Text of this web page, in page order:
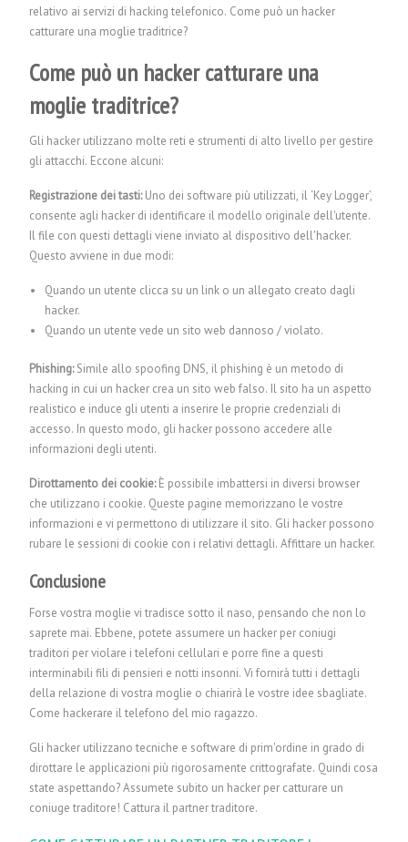
relativo ai servizi di hacking telefonico. Come può un hacker
catturare una moglie traditrice?
Come può un hacker catturare una
moglie traditrice?
Gli hacker utilizzano molte reti e strumenti di alto livello per gestire
gli attacchi. Eccone alcuni:
Registrazione dei tasti:Uno dei software più utilizzati, il ‘Key Logger’,
consente agli hacker di identificare il modello originale dell'utente.
Il file con questi dettagli viene inviato al dispositivo dell'hacker.
Questo avviene in due modi:
Quando un utente clicca su un link o un allegato creato dagli
hacker.
Quando un utente vede un sito web dannoso / violato.
Phishing:Simile allo spoofing DNS, il phishing è un metodo di
hacking in cui un hacker crea un sito web falso. Il sito ha un aspetto
realistico e induce gli utenti a inserire le proprie credenziali di
accesso. In questo modo, gli hacker possono accedere alle
informazioni degli utenti.
Dirottamento dei cookie:È possibile imbattersi in diversi browser
che utilizzano i cookie. Queste pagine memorizzano le vostre
informazioni e vi permettono di utilizzare il sito. Gli hacker possono
rubare le sessioni di cookie con i relativi dettagli.Affittare un hacker.
Conclusione
Forse vostra moglie vi tradisce sotto il naso, pensando che non lo
saprete mai. Ebbene, potete assumere un hacker per coniugi
traditori per violare i telefoni cellulari e porre fine a questi
interminabili fili di pensieri e notti insonni. Vi fornirà tutti i dettagli
della relazione di vostra moglie o chiarirà le vostre idee sbagliate.
Come hackerare il telefono del mio ragazzo.
Gli hacker utilizzano tecniche e software di prim'ordine in grado di
dirottare le applicazioni più rigorosamente crittografate. Quindi cosa
state aspettando? Assumete subito un hacker per catturare un
coniuge traditore! Cattura il partner traditore.